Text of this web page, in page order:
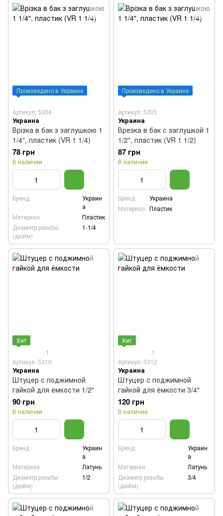
Произведено в Украине
Артикул: 5304
Украина
Врізка в бак з заглушкою 1
1/4", пластик (VR 1 1/4)
78 грн
В наличии
Бренд
Украин
а
Материал
Пластик
Диаметр резьбы
(дюйм)
1-1/4
Произведено в Украине
Артикул: 5305
Украина
Врезка в бак с заглушкой 1
1/2", пластик (VR 1 1/2)
87 грн
В наличии
Бренд
Украина
Материал Пластик
Хит
1
Артикул: 5310
Украина
Штуцер с поджимной
гайкой для ёмкости 1/2"
90 грн
В наличии
Бренд
Украин
а
Материал
Латунь
Диаметр резьбы
(дюйм)
1/2
Хит
1
Артикул: 5312
Украина
Штуцер с поджимной
гайкой для ёмкости 3/4"
120 грн
В наличии
Бренд
Украин
а
Материал
Латунь
Диаметр резьбы
(дюйм)
3/4